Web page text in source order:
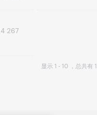
267
显示 1 - 10 ，总共有